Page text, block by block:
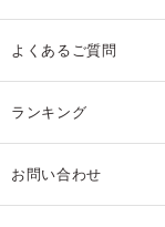
よくあるご質問
ランキング
お問い合わせ